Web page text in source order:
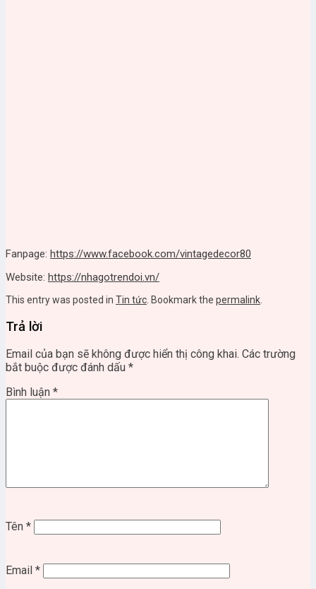
Fanpage: https://www.facebook.com/vintagedecor80
Website: https://nhagotrendoi.vn/
This entry was posted in Tin tức . Bookmark the permalink
Trả lời
Email của bạn sẽ không được hiển thị công khai. Các trường
bắt buộc được đánh dấu *
Bình luận *
Tên *
Email *